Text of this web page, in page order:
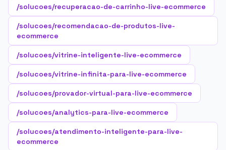
/solucoes/recuperacao-de-carrinho-live-ecommerce
/solucoes/recomendacao-de-produtos-live-
ecommerce
/solucoes/vitrine-inteligente-live-ecommerce
/solucoes/vitrine-infinita-para-live-ecommerce
/solucoes/provador-virtual-para-live-ecommerce
/solucoes/analytics-para-live-ecommerce
/solucoes/atendimento-inteligente-para-live-
ecommerce